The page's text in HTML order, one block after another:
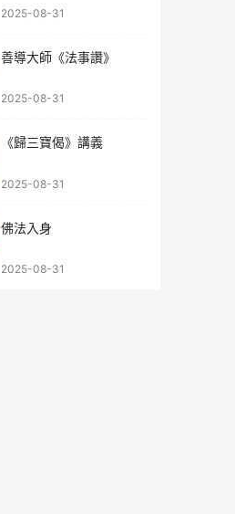
2025-08-31
善導大師《法事讚》
2025-08-31
《歸三寶偈》講義
2025-08-31
佛法入身
2025-08-31